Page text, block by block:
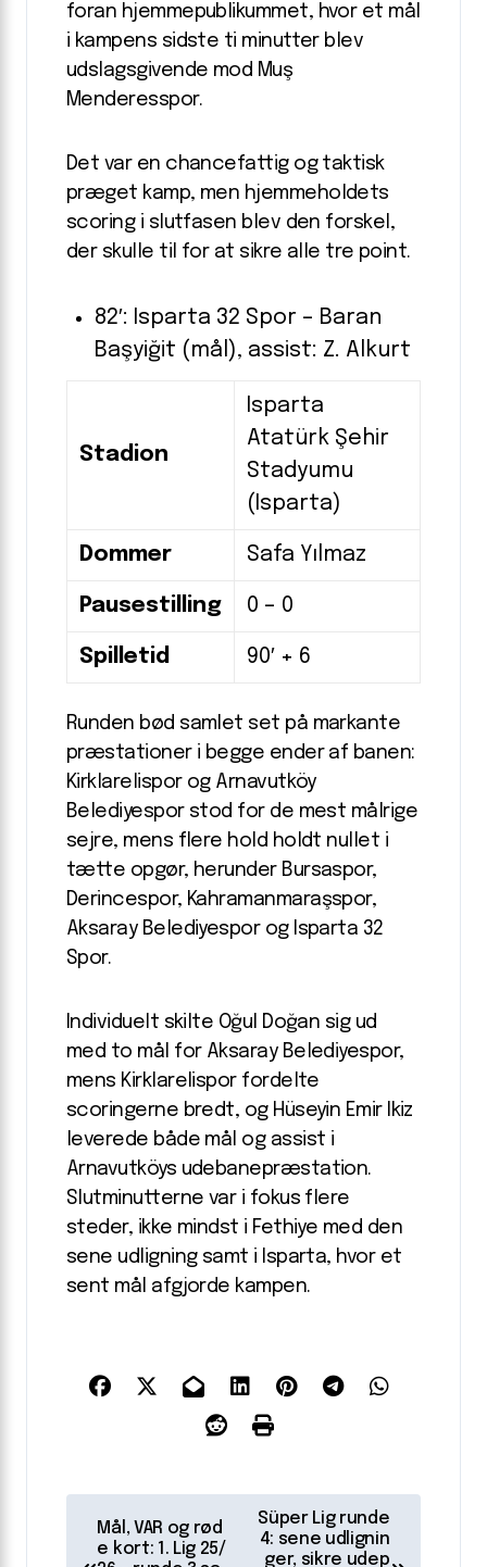
foran hjemmepublikummet, hvor et mål
i kampens sidste ti minutter blev
udslagsgivende mod Muş
Menderesspor.
Det var en chancefattig og taktisk
præget kamp, men hjemmeholdets
scoring i slutfasen blev den forskel,
der skulle til for at sikre alle tre point.
82′: Isparta 32 Spor – Baran
Başyiğit (mål), assist: Z. Alkurt
Stadion
Isparta
Atatürk Şehir
Stadyumu
(Isparta)
Dommer Safa Yılmaz
Pausestilling 0 – 0
Spilletid 90′ + 6
Runden bød samlet set på markante
præstationer i begge ender af banen:
Kirklarelispor og Arnavutköy
Belediyespor stod for de mest målrige
sejre, mens flere hold holdt nullet i
tætte opgør, herunder Bursaspor,
Derincespor, Kahramanmaraşspor,
Aksaray Belediyespor og Isparta 32
Spor.
Individuelt skilte Oğul Doğan sig ud
med to mål for Aksaray Belediyespor,
mens Kirklarelispor fordelte
scoringerne bredt, og Hüseyin Emir Ikiz
leverede både mål og assist i
Arnavutköys udebanepræstation.
Slutminutterne var i fokus flere
steder, ikke mindst i Fethiye med den
sene udligning samt i Isparta, hvor et
sent mål afgjorde kampen.
Mål, VAR og rød
e kort: 1. Lig 25/
Süper Lig runde
4: sene udlignin
ger, sikre udep